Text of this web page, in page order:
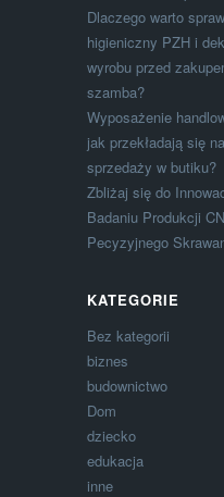
Dlaczego warto
higieniczny PZH i
wyrobu przed
szamba?
Wyposażenie
jak przekładają się
sprzedaży w butiku?
Zbliżaj się do
Badaniu Produkcji
Pecyzyjnego
KATEGORIE
Bez kategorii
biznes
budownictwo
Dom
dziecko
edukacja
inne